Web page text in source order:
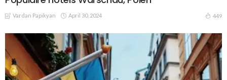
Vardan Papikyan April 30, 2024 449